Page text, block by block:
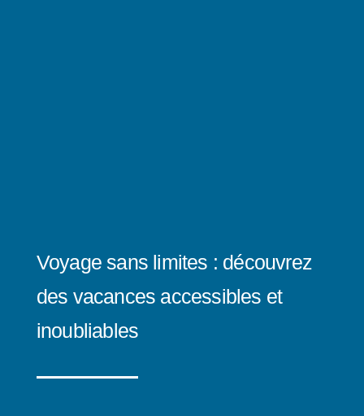
Voyage sans limites : découvrez
des vacances accessibles et
inoubliables